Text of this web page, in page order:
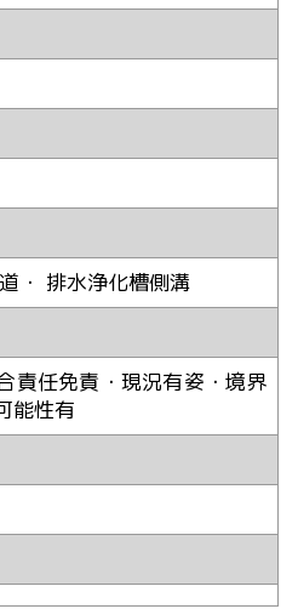
・ 排水浄化槽側溝
責任免責・現況有姿・境界
能性有